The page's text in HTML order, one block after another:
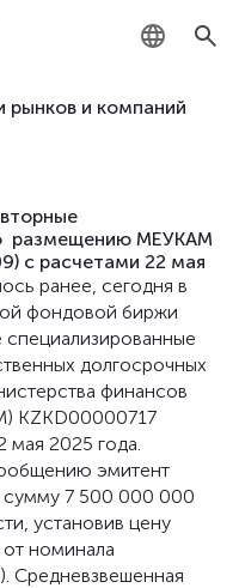
KZ
рынков и компаний
размещению МЕУКАМ
с расчетами 22 мая
ранее, сегодня в
фондовой биржи
специализированные
долгосрочных
финансов
KZKD00000717
мая 2025 года.
эмитент
сумму 7 500 000 000
установив цену
номинала
Средневзвешенная